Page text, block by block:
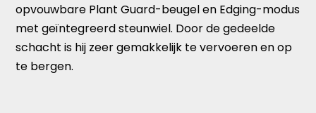
opvouwbare Plant Guard-beugel en Edging-modus
met geïntegreerd steunwiel. Door de gedeelde
schacht is hij zeer gemakkelijk te vervoeren en op
te bergen.